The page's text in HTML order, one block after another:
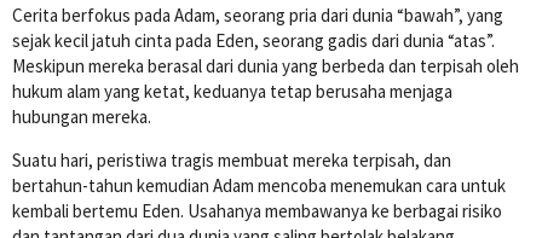
Cerita berfokus pada Adam, seorang pria dari dunia “bawah”, yang
sejak kecil jatuh cinta pada Eden, seorang gadis dari dunia “atas”.
Meskipun mereka berasal dari dunia yang berbeda dan terpisah oleh
hukum alam yang ketat, keduanya tetap berusaha menjaga
hubungan mereka.
Suatu hari, peristiwa tragis membuat mereka terpisah, dan
bertahun-tahun kemudian Adam mencoba menemukan cara untuk
kembali bertemu Eden. Usahanya membawanya ke berbagai risiko